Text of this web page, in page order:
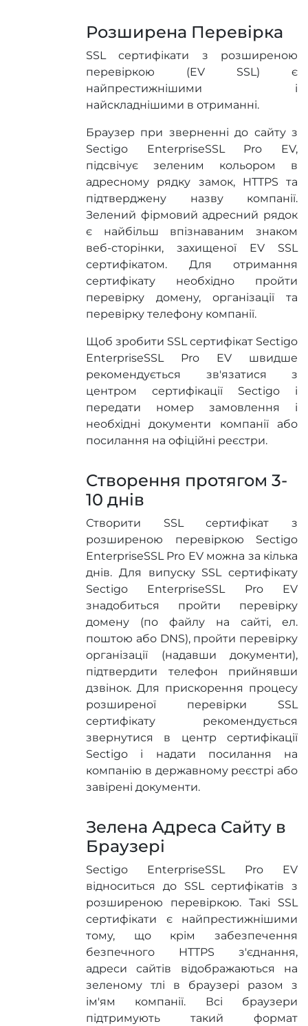
Розширена Перевірка
SSL сертифікати з розширеною
перевіркою (EV SSL) є
найпрестижнішими і
найскладнішими в отриманні.
Браузер при зверненні до сайту з
Sectigo EnterpriseSSL Pro EV,
підсвічує зеленим кольором в
адресному рядку замок, HTTPS та
підтверджену назву компанії.
Зелений фірмовий адресний рядок
є найбільш впізнаваним знаком
веб-сторінки, захищеної EV SSL
сертифікатом. Для отримання
сертифікату необхідно пройти
перевірку домену, організації та
перевірку телефону компанії.
Щоб зробити SSL сертифікат Sectigo
EnterpriseSSL Pro EV швидше
рекомендується зв'язатися з
центром сертифікації Sectigo і
передати номер замовлення і
необхідні документи компанії або
посилання на офіційні реєстри.
Створення протягом 3-
10 днів
Створити SSL сертифікат з
розширеною перевіркою Sectigo
EnterpriseSSL Pro EV можна за кілька
днів. Для випуску SSL сертифікату
Sectigo EnterpriseSSL Pro EV
знадобиться пройти перевірку
домену (по файлу на сайті, ел.
поштою або DNS), пройти перевірку
організації (надавши документи),
підтвердити телефон прийнявши
дзвінок. Для прискорення процесу
розширеної перевірки SSL
сертифікату рекомендується
звернутися в центр сертифікації
Sectigo і надати посилання на
компанію в державному реєстрі або
завірені документи.
Зелена Адреса Сайту в
Браузері
Sectigo EnterpriseSSL Pro EV
відноситься до SSL сертифікатів з
розширеною перевіркою. Такі SSL
сертифікати є найпрестижнішими
тому, що крім забезпечення
безпечного HTTPS з'єднання,
адреси сайтів відображаються на
зеленому тлі в браузері разом з
ім'ям компанії. Всі браузери
підтримують такий формат